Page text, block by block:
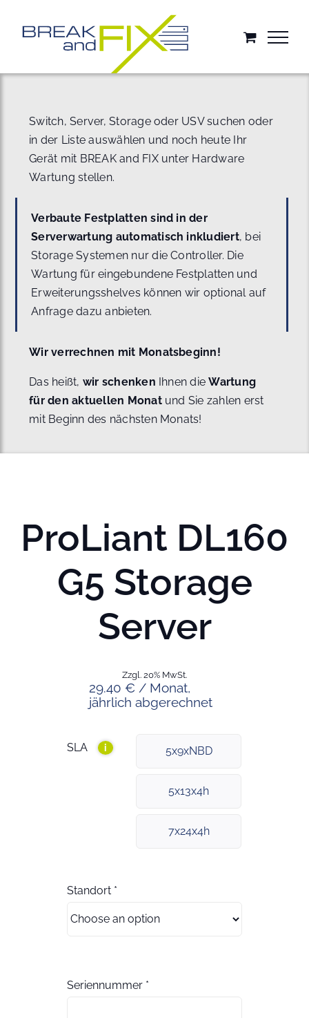
springen
Switch, Server, Storage oder USV suchen oder
in der Liste auswählen und noch heute Ihr
Gerät mit BREAK and FIX unter Hardware
Wartung stellen.
Verbaute Festplatten sind in der
Serverwartung automatisch inkludiert, bei
Storage Systemen nur die Controller. Die
Wartung für eingebundene Festplatten und
Erweiterungsshelves können wir optional auf
Anfrage dazu anbieten.
Wir verrechnen mit Monatsbeginn!
Das heißt, wir schenken Ihnen dieWartung
für den aktuellen Monat und Sie zahlen erst
mit Beginn des nächsten Monats!
ProLiant DL160
G5 Storage
Server
29.40 € / Monat,
jährlich abgerechnet
Zzgl. 20% MwSt.
SLA i 5x9xNBD
5x13x4h
7x24x4h
Standort *
Seriennummer *